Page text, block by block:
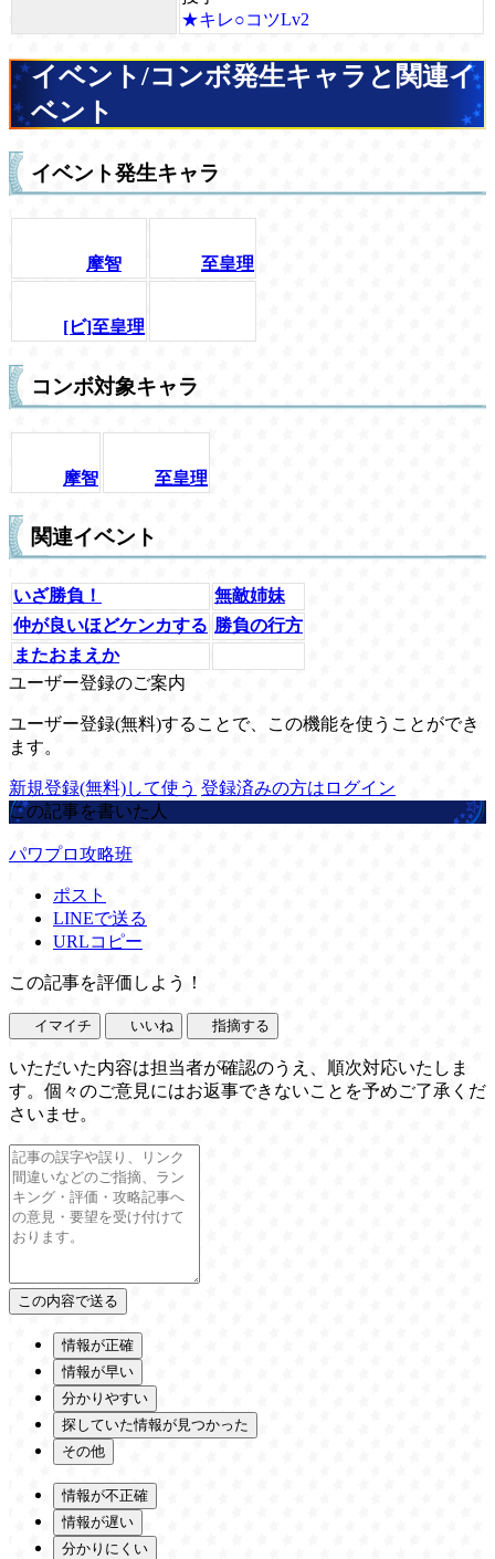
★キレ○コツLv2
イベント/コンボ発生キャラと関連イ
ベント
イベント発生キャラ
摩智 至皇理
[ビ]至皇理
コンボ対象キャラ
摩智 至皇理
関連イベント
いざ勝負！
無敵姉妹
仲が良いほどケンカする 勝負の行方
またおまえか
ユーザー登録のご案内
ユーザー登録(無料)することで、この機能を使うことができ
ます。
新規登録(無料)して使う 登録済みの方はログイン
この記事を書いた人
パワプロ攻略班
ポスト
LINEで送る
URLコピー
この記事を評価しよう！
イマイチ いいね 指摘する
いただいた内容は担当者が確認のうえ、順次対応いたしま
す。個々のご意見にはお返事できないことを予めご了承くだ
さいませ。
情報が正確
情報が早い
分かりやすい
探していた情報が見つかった
その他
情報が不正確
情報が遅い
分かりにくい